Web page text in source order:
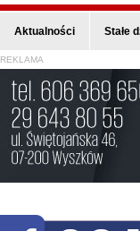
Aktualności Stałe
REKLAMA